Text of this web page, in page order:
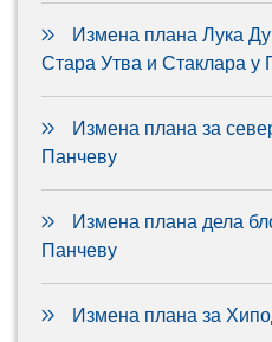
Измена плана Лука
Стара Утва и Стаклара у
Измена плана за
Панчеву
Измена плана дела
Панчеву
Измена плана за